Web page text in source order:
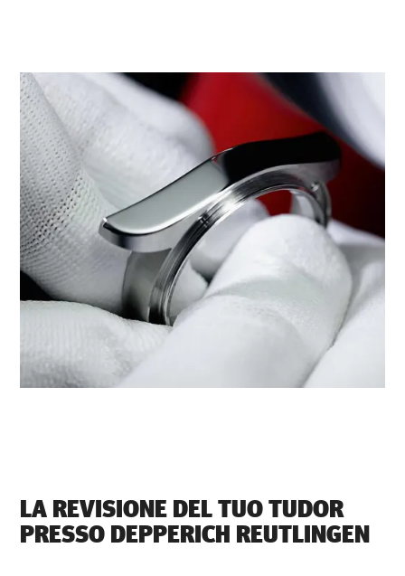
LA REVISIONE DEL TUO TUDOR
PRESSO ‭DEPPERICH REUTLINGEN‬